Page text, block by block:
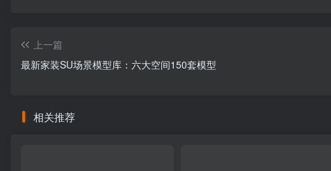
上一篇
最新家装SU场景模型库：六大空间150套模型
相关推荐